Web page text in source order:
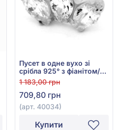
Пусет в одне вухо зі
срібла 925° з фіанітом/
куб.цирконієм, арт.
40034
1 183,00 грн
709,80 грн
(арт. 40034)
Купити